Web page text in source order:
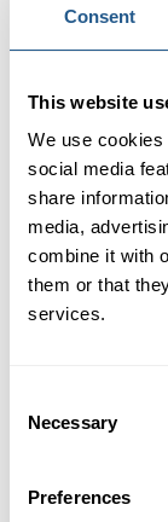
Consent
This website
We use
social media
share
media,
combine it with
them or that
services.
Selection
Necessary
Preferences
KONTAKTA OSS
Skeppsbron